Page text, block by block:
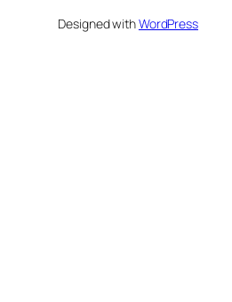
Designed withWordPress